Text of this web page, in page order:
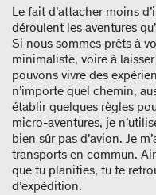
Le fait d’attacher moins
déroulent les aventures
Si nous sommes prêts à
minimaliste, voire à
pouvons vivre des
n’importe quel chemin,
établir quelques règles
micro-aventures, je
bien sûr pas d’avion. Je
transports en commun.
que tu planifies, tu te
d’expédition.